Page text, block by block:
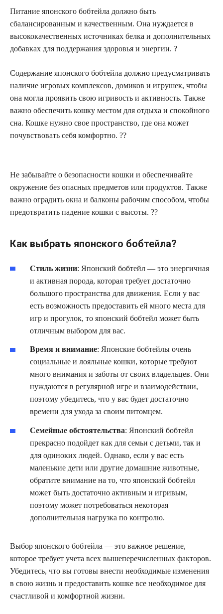
Питание японского бобтейла должно быть
сбалансированным и качественным. Она нуждается в
высококачественных источниках белка и дополнительных
добавках для поддержания здоровья и энергии. ?
Содержание японского бобтейла должно предусматривать
наличие игровых комплексов, домиков и игрушек, чтобы
она могла проявить свою игривость и активность. Также
важно обеспечить кошку местом для отдыха и спокойного
сна. Кошке нужно свое пространство, где она может
почувствовать себя комфортно. ??
Не забывайте о безопасности кошки и обеспечивайте
окружение без опасных предметов или продуктов. Также
важно оградить окна и балконы рабочим способом, чтобы
предотвратить падение кошки с высоты. ??
Как выбрать японского бобтейла?
Стиль жизни: Японский бобтейл — это энергичная
и активная порода, которая требует достаточно
большого пространства для движения. Если у вас
есть возможность предоставить ей много места для
игр и прогулок, то японский бобтейл может быть
отличным выбором для вас.
Время и внимание: Японские бобтейлы очень
социальные и лояльные кошки, которые требуют
много внимания и заботы от своих владельцев. Они
нуждаются в регулярной игре и взаимодействии,
поэтому убедитесь, что у вас будет достаточно
времени для ухода за своим питомцем.
Семейные обстоятельства: Японский бобтейл
прекрасно подойдет как для семьи с детьми, так и
для одиноких людей. Однако, если у вас есть
маленькие дети или другие домашние животные,
обратите внимание на то, что японский бобтейл
может быть достаточно активным и игривым,
поэтому может потребоваться некоторая
дополнительная нагрузка по контролю.
Выбор японского бобтейла — это важное решение,
которое требует учета всех вышеперечисленных факторов.
Убедитесь, что вы готовы внести необходимые изменения
в свою жизнь и предоставить кошке все необходимое для
счастливой и комфортной жизни.